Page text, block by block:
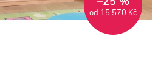
od 15 570 Kč